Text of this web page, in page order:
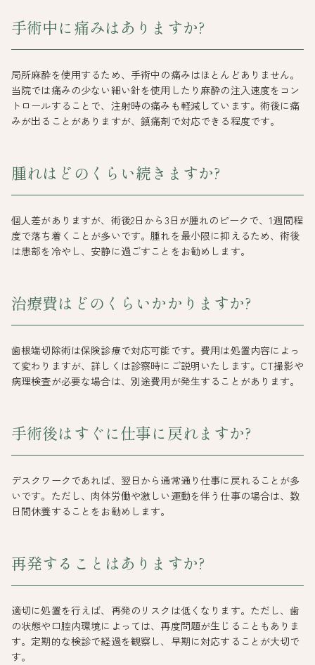
手術中に痛みはありますか?
局所麻酔を使用するため、手術中の痛みはほとんどありません。
当院では痛みの少ない細い針を使用したり麻酔の注入速度をコン
トロールすることで、注射時の痛みも軽減しています。術後に痛
みが出ることがありますが、鎮痛剤で対応できる程度です。
腫れはどのくらい続きますか?
個人差がありますが、術後2日から3日が腫れのピークで、1週間程
度で落ち着くことが多いです。腫れを最小限に抑えるため、術後
は患部を冷やし、安静に過ごすことをお勧めします。
治療費はどのくらいかかりますか?
歯根端切除術は保険診療で対応可能です。費用は処置内容によっ
て変わりますが、詳しくは診察時にご説明いたします。CT撮影や
病理検査が必要な場合は、別途費用が発生することがあります。
手術後はすぐに仕事に戻れますか?
デスクワークであれば、翌日から通常通り仕事に戻れることが多
いです。ただし、肉体労働や激しい運動を伴う仕事の場合は、数
日間休養することをお勧めします。
再発することはありますか?
適切に処置を行えば、再発のリスクは低くなります。ただし、歯
の状態や口腔内環境によっては、再度問題が生じることもありま
す。定期的な検診で経過を観察し、早期に対応することが大切で
す。